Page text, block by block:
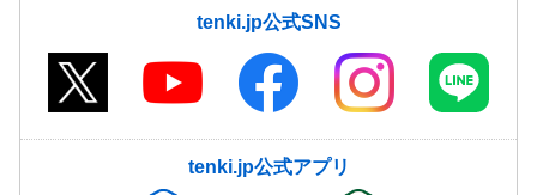
tenki.jp公式SNS
tenki.jp公式アプリ